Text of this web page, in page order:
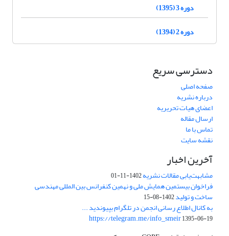
دوره 3 (1395)
دوره 2 (1394)
دسترسی سریع
صفحه اصلی
درباره نشریه
اعضای هیات تحریریه
ارسال مقاله
تماس با ما
نقشه سایت
آخرین اخبار
مشابهت‌یابی مقالات نشریه1402-11-01
فراخوان بیستمین همایش ملی و نهمین کنفرانس بین المللی مهندسی
ساخت و تولید1402-08-15
به کانال اطلاع رسانی انجمن در تلگرام بپیوندید ...
https://telegram.me/info_smeir1395-06-19